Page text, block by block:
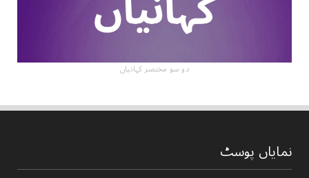
دو سو مختصر کہانیاں
نمایاں پوسٹ